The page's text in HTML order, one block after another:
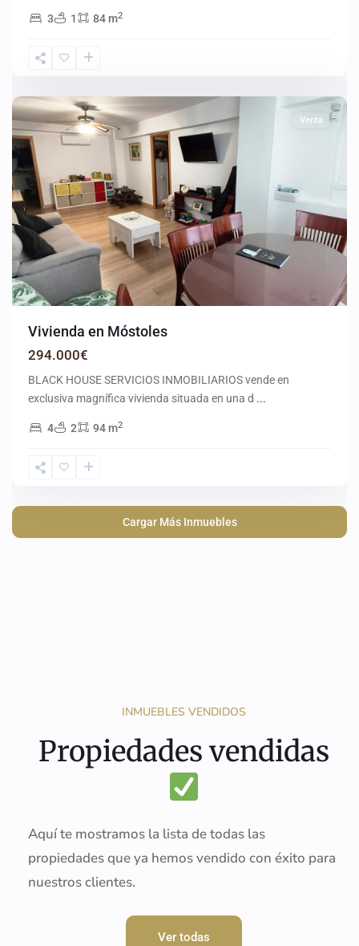
3 1 84 m2
Venta
Vivienda en Móstoles
294.000€
BLACK HOUSE SERVICIOS INMOBILIARIOS vende en
exclusiva magnífica vivienda situada en una d ...
4 2 94 m2
Cargar Más Inmuebles
INMUEBLES VENDIDOS
Propiedades vendidas
Aquí te mostramos la lista de todas las
propiedades que ya hemos vendido con éxito para
nuestros clientes.
Ver todas